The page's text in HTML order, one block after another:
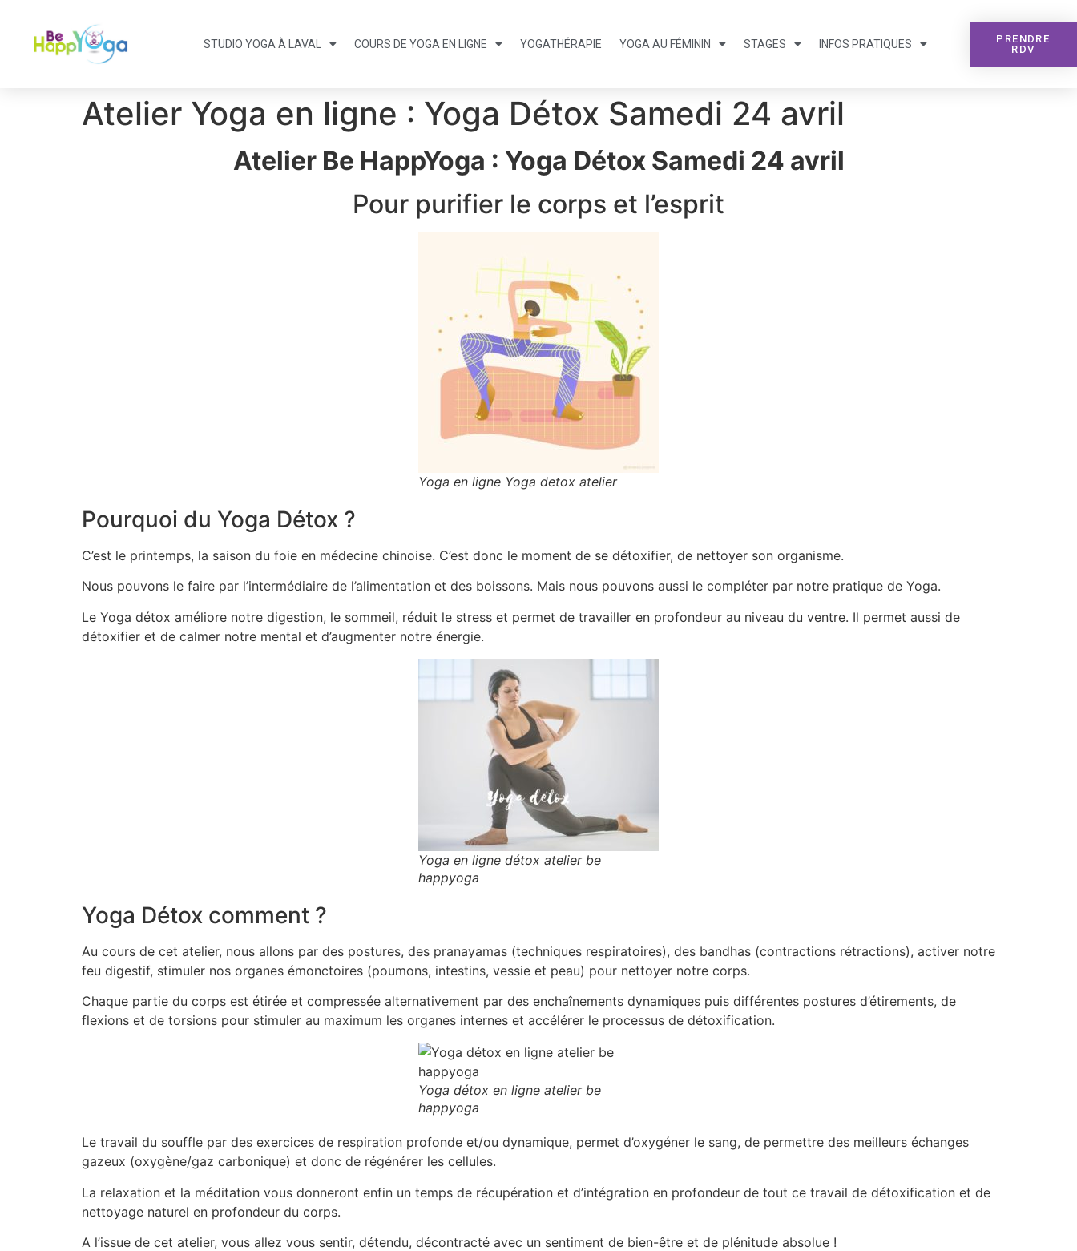
STUDIO YOGA À LAVAL COURS DE YOGA EN LIGNE YOGATHÉRAPIE YOGA AU FÉMININ STAGES INFOS PRATIQUES
PRENDRE
RDV
Atelier Yoga en ligne : Yoga Détox Samedi 24 avril
Atelier Be HappYoga : Yoga Détox Samedi 24 avril
Pour purifier le corps et l’esprit
Yoga en ligne Yoga detox atelier
Pourquoi du Yoga Détox ?
C’est le printemps, la saison du foie en médecine chinoise. C’est donc le moment de se détoxifier, de nettoyer son organisme.
Nous pouvons le faire par l’intermédiaire de l’alimentation et des boissons. Mais nous pouvons aussi le compléter par notre pratique de Yoga.
Le Yoga détox améliore notre digestion, le sommeil, réduit le stress et permet de travailler en profondeur au niveau du ventre. Il permet aussi de
détoxifier et de calmer notre mental et d’augmenter notre énergie.
Yoga en ligne détox atelier be
happyoga
Yoga Détox comment ?
Au cours de cet atelier, nous allons par des postures, des pranayamas (techniques respiratoires), des bandhas (contractions rétractions), activer notre
feu digestif, stimuler nos organes émonctoires (poumons, intestins, vessie et peau) pour nettoyer notre corps.
Chaque partie du corps est étirée et compressée alternativement par des enchaînements dynamiques puis différentes postures d’étirements, de
flexions et de torsions pour stimuler au maximum les organes internes et accélérer le processus de détoxification.
Yoga détox en ligne atelier be
happyoga
Le travail du souffle par des exercices de respiration profonde et/ou dynamique, permet d’oxygéner le sang, de permettre des meilleurs échanges
gazeux (oxygène/gaz carbonique) et donc de régénérer les cellules.
La relaxation et la méditation vous donneront enfin un temps de récupération et d’intégration en profondeur de tout ce travail de détoxification et de
nettoyage naturel en profondeur du corps.
A l’issue de cet atelier, vous allez vous sentir, détendu, décontracté avec un sentiment de bien-être et de plénitude absolue !